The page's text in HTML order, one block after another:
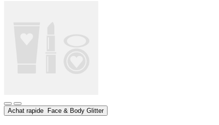
Achat rapide Face & Body Glitter